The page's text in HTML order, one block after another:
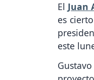
El Juan
es
este